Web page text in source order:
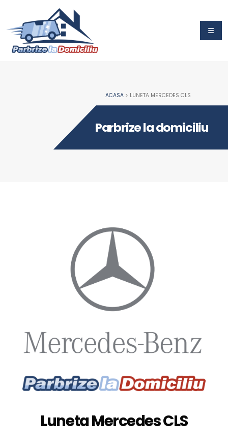
ACASA> LUNETA MERCEDES CLS
Parbrize la domiciliu
Luneta Mercedes CLS